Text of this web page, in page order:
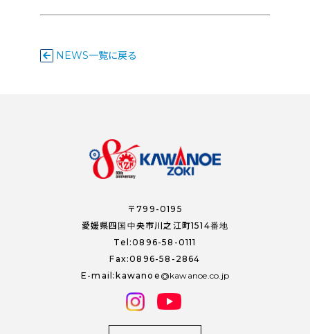
NEWS一覧に戻る
〒799-0195
愛媛県四国中央市川之江町1514番地
Tel:0896-58-0111
Fax:0896-58-2864
E-mail:kawanoe
kawanoe.co.jp